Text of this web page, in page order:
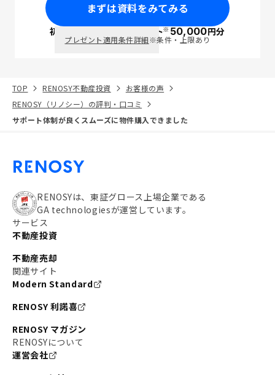
まずは資料をみてみる
初回面談で ポイント※50,000円分
プレゼント適用条件詳細※条件・上限あり
TOP RENOSY不動産投資
お客様の声
RENOSY（リノシー）の評判・口コミ
サポート体制が良くスムーズに物件購入できました
RENOSYは、東証グロース上場企業である
GA technologiesが運営しています。
サービス
不動産投資
不動産売却
関連サイト
Modern Standard
RENOSY 利諾喜
RENOSY マガジン
RENOSYについて
運営会社